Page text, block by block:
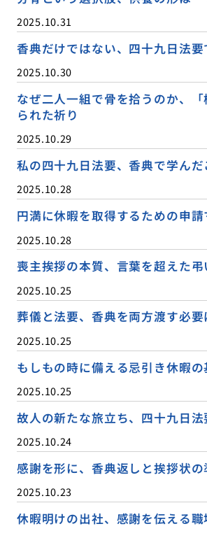
2025.10.31
香典だけではない、四十九日法
2025.10.30
なぜ二人一組で骨を拾うのか、
られた祈り
2025.10.29
私の四十九日法要、香典で学んだ
2025.10.28
円満に休暇を取得するための申請
2025.10.28
喪主挨拶の本質、言葉を超えた弔
2025.10.25
葬儀と法要、香典を両方渡す必
2025.10.25
もしもの時に備える忌引き休暇の
2025.10.25
故人の新たな旅立ち、四十九日
2025.10.24
感謝を形に、香典返しと挨拶状の
2025.10.23
休暇明けの出社、感謝を伝える